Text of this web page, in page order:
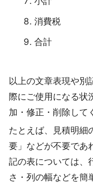
消費税
合計
以上の文章表現や別
際にご使用になる状
加・修正・削除して
たとえば、見積明細
要」などが不要であ
記の表については、
さ・列の幅などを簡